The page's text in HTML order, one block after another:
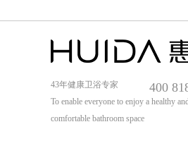
43年健康卫浴专家
To enable everyone to enjoy a healthy
comfortable bathroom space
400